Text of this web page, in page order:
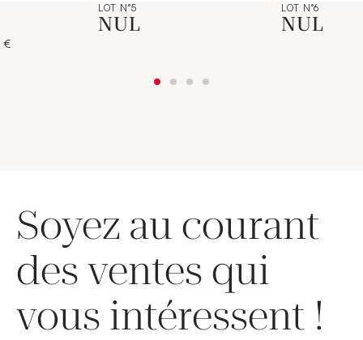
€
LOT N°5
NUL
LOT N°6
NUL
Soyez au courant
des ventes qui
vous intéressent !